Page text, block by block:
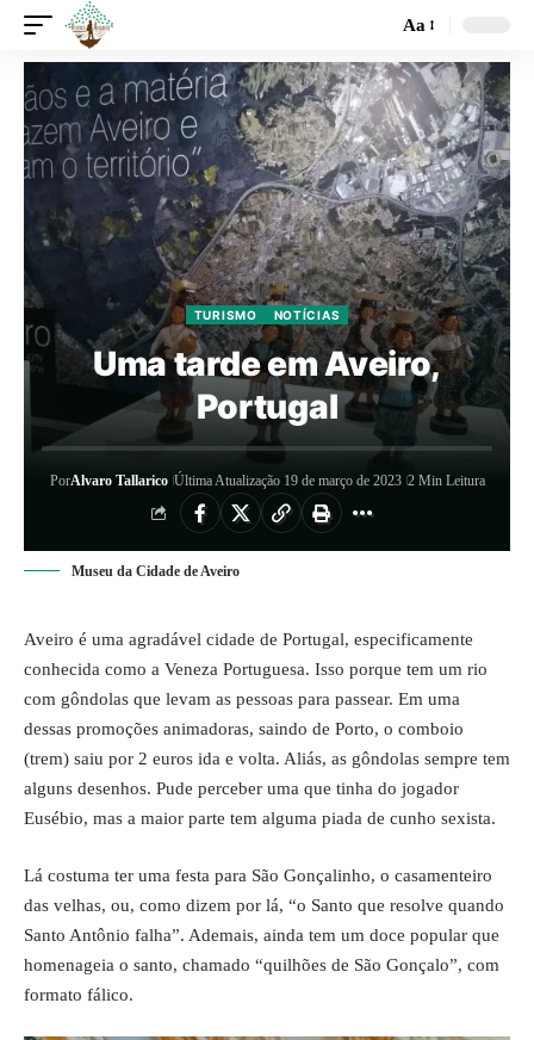
Aa
TURISMO NOTÍCIAS
Uma tarde em Aveiro,
Portugal
PorAlvaro Tallarico Última Atualização 19 de março de 2023 2 Min Leitura
Museu da Cidade de Aveiro
Aveiro é uma agradável cidade de Portugal, especificamente
conhecida como a Veneza Portuguesa. Isso porque tem um rio
com gôndolas que levam as pessoas para passear. Em uma
dessas promoções animadoras, saindo de Porto, o comboio
(trem) saiu por 2 euros ida e volta. Aliás, as gôndolas sempre tem
alguns desenhos. Pude perceber uma que tinha do jogador
Eusébio, mas a maior parte tem alguma piada de cunho sexista.
Lá costuma ter uma festa para São Gonçalinho, o casamenteiro
das velhas, ou, como dizem por lá, “o Santo que resolve quando
Santo Antônio falha”. Ademais, ainda tem um doce popular que
homenageia o santo, chamado “quilhões de São Gonçalo”, com
formato fálico.